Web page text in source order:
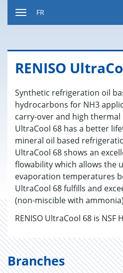
FR
RENISO
Synthetic refrigeration oil
hydrocarbons for NH3
carry-over and high thermal
UltraCool 68 has a better
mineral oil based
UltraCool 68 shows an
flowability which allows the
evaporation temperatures
UltraCool 68 fulfills and
(non-miscible with
RENISO UltraCool 68 is NSF
Branches